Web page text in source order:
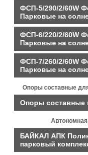
ФСП-5/290/2/60W
Парковые на
ФСП-6/220/2/60W
Парковые на
ФСП-7/260/2/60W
Парковые на
Опоры составные
Опоры составные
БАЙКАЛ АПК
парковый